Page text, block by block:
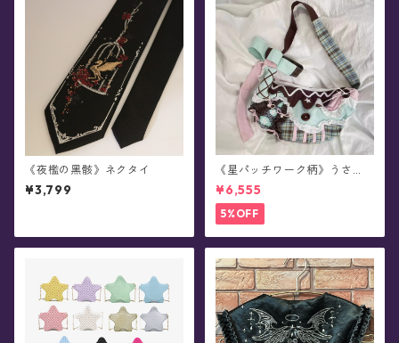
《夜檻の黑骸》ネクタイ
¥3,799
《星パッチワーク柄》うさ
耳・チョコミント・ショルダ
ーバッグ
¥6,555
5%OFF